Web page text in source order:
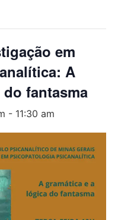
em
A
fantasma
- 11:30 am